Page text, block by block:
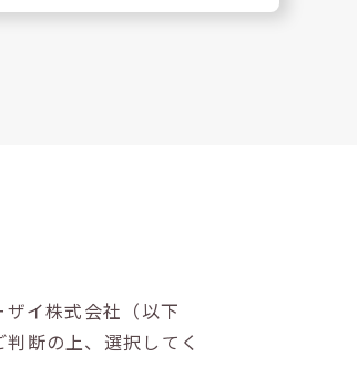
イ株式会社（以下
断の上、選択してく